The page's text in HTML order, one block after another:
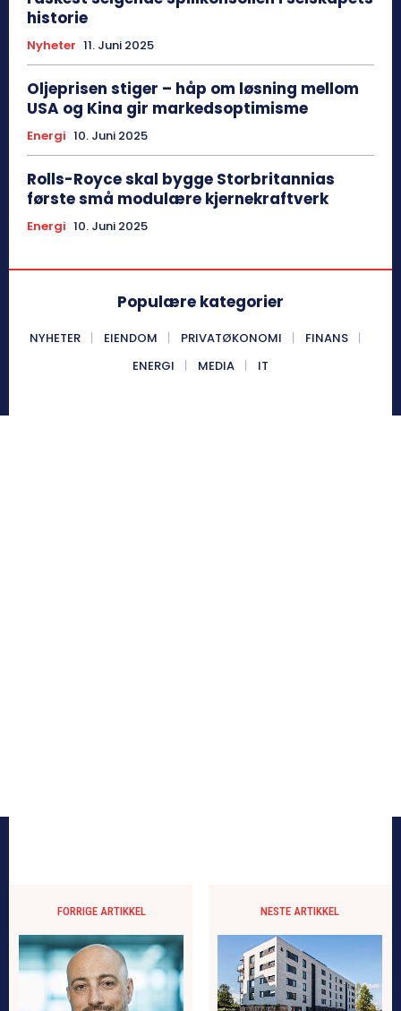
historie
Nyheter 11. Juni 2025
Oljeprisen stiger – håp om løsning mellom
USA og Kina gir markedsoptimisme
Energi 10. Juni 2025
Rolls-Royce skal bygge Storbritannias
første små modulære kjernekraftverk
Energi 10. Juni 2025
Populære kategorier
NYHETER EIENDOM PRIVATØKONOMI
FINANS
ENERGI
MEDIA IT
FORRIGE ARTIKKEL NESTE ARTIKKEL